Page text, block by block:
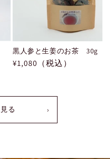
黒人参と生姜のお茶 30g
通
格
¥1,080（税込）
る ›